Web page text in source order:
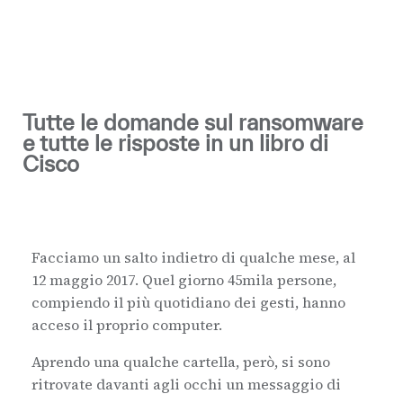
Tutte le domande sul ransomware
e tutte le risposte in un libro di
Cisco
Facciamo un salto indietro di qualche mese, al
12 maggio 2017. Quel giorno 45mila persone,
compiendo il più quotidiano dei gesti, hanno
acceso il proprio computer.
Aprendo una qualche cartella, però, si sono
ritrovate davanti agli occhi un messaggio di